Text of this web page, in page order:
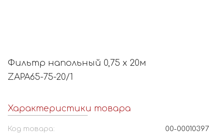
Фильтр напольный 0,75 х 20м
ZAPA65-75-20/1
Характеристики товара
Код товара:
00-00010397